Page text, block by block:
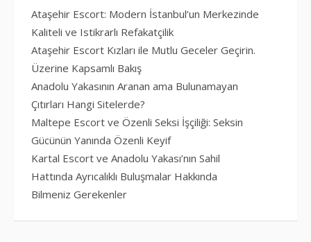
Ataşehir Escort: Modern İstanbul’un Merkezinde
Kaliteli ve Istikrarlı Refakatçilik
Ataşehir Escort Kızları ile Mutlu Geceler Geçirin.
Üzerine Kapsamlı Bakış
Anadolu Yakasının Aranan ama Bulunamayan
Çıtırları Hangi Sitelerde?
Maltepe Escort ve Özenli Seksi İşçiliği: Seksin
Gücünün Yanında Özenli Keyif
Kartal Escort ve Anadolu Yakası’nın Sahil
Hattında Ayrıcalıklı Buluşmalar Hakkında
Bilmeniz Gerekenler